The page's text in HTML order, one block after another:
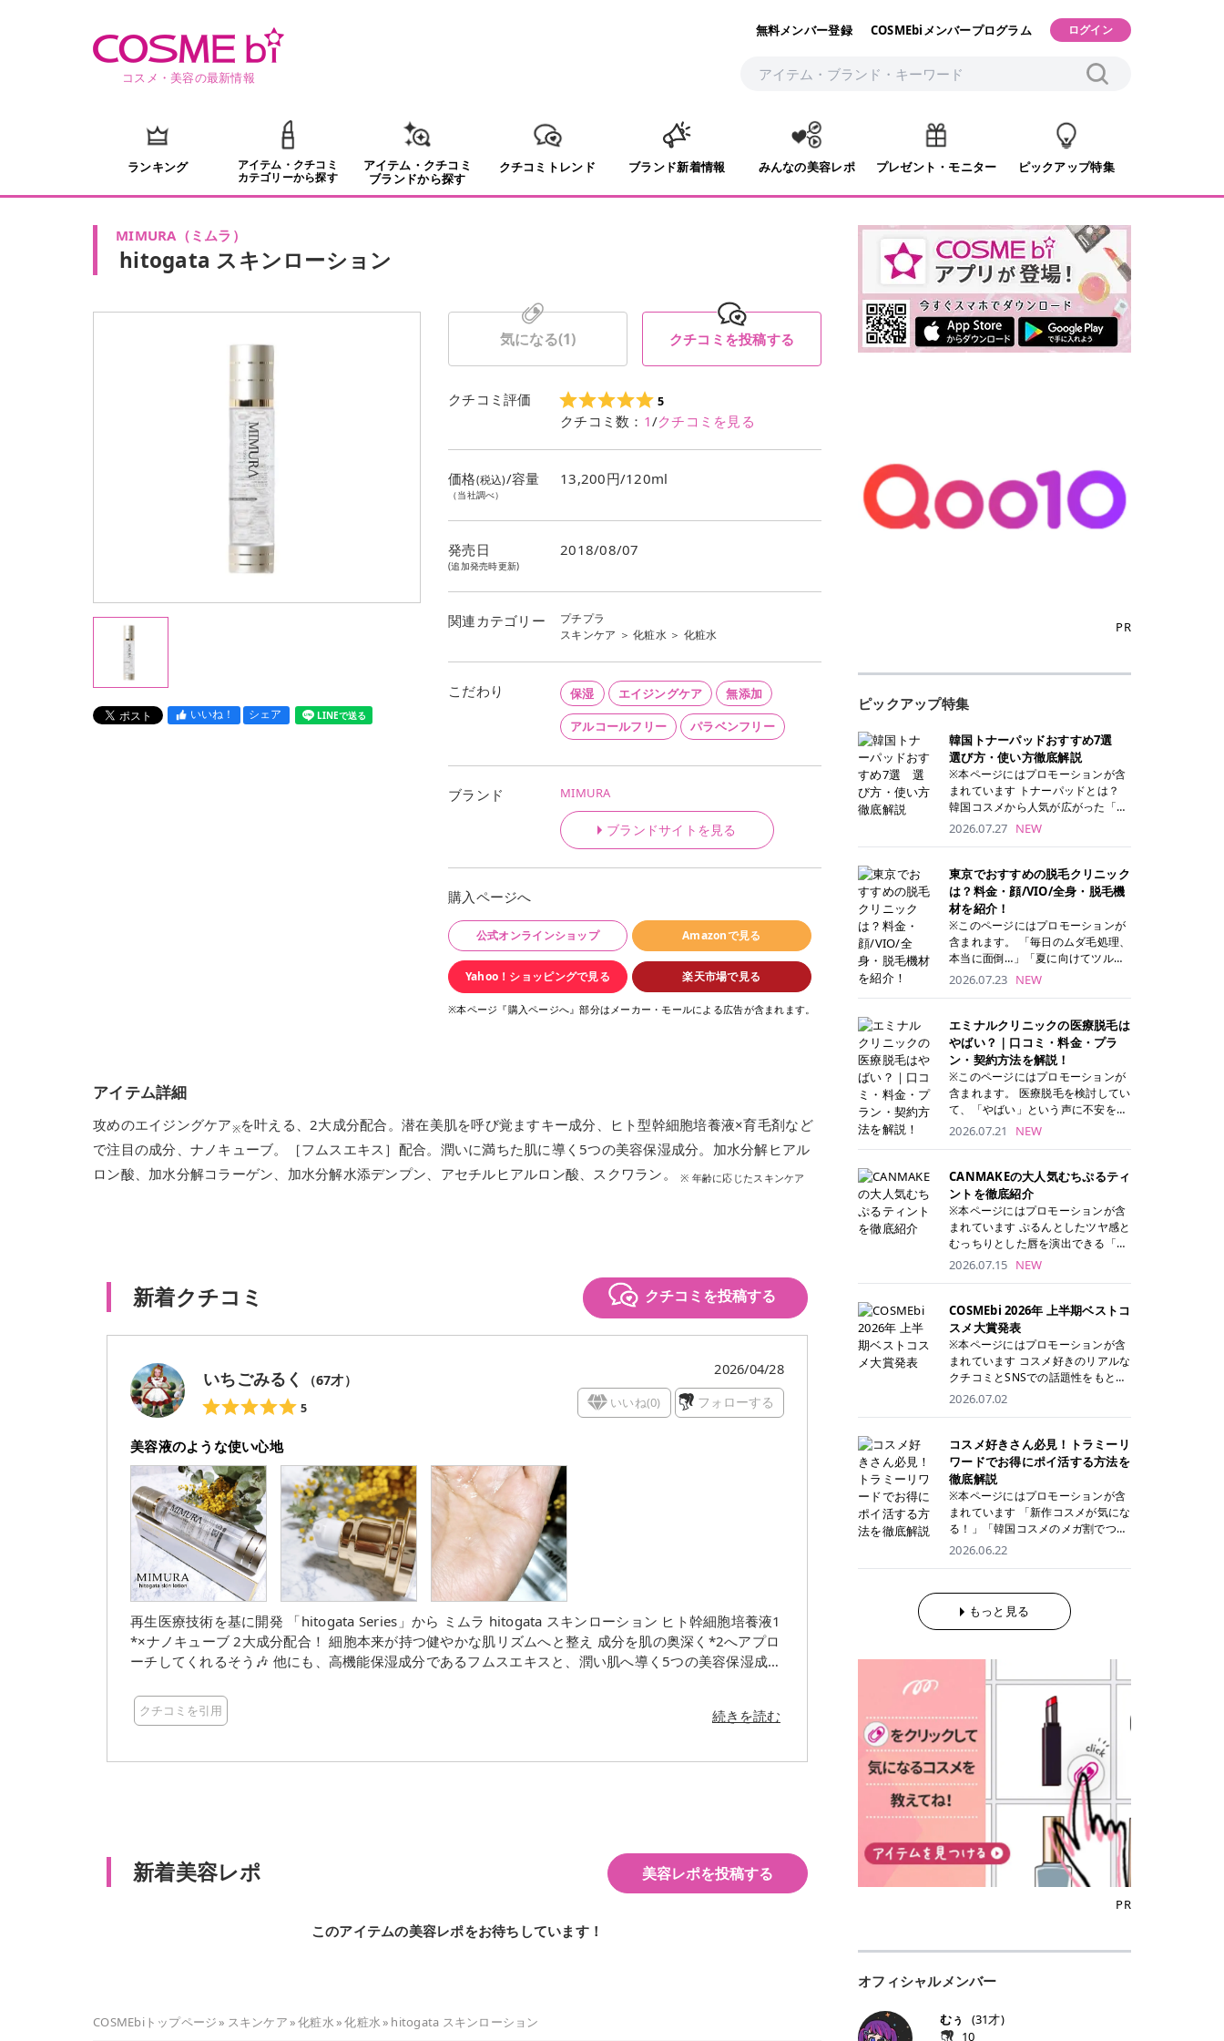
コスメ・美容の最新情報
無料メンバー登録 COSMEbiメンバープログラム ログイン
ランキング
アイテム・クチコミ
カテゴリーから探す
アイテム・クチコミ
ブランドから探す
クチコミトレンド ブランド新着情報 みんなの美容レポ プレゼント・モニター ピックアップ特集
MIMURA（ ミムラ ）
hitogata スキンローション
いいね！ シェア LINEで送る
気になる(1) クチコミを投稿する
クチコミ評価 5
クチコミ数： 1/クチコミを見る
価格(税込)/容量
（当社調べ）
13,200円/120ml
発売日
(追加発売時更新)
2018/08/07
関連カテゴリー
プチプラ
スキンケア ＞化粧水＞ 化粧水
こだわり 保湿 エイジングケア 無添加
アルコールフリー パラベンフリー
ブランド MIMURA
ブランドサイトを見る
購入ページへ
公式オンラインショップ Amazonで見る
Yahoo！ショッピングで見る 楽天市場で見る
※本ページ『購入ページへ』部分はメーカー・モールによる広告が含まれます。
アイテム詳細
攻めのエイジングケア※を叶える、2大成分配合。潜在美肌を呼び覚ますキー成分、ヒト型幹細胞培養液×育毛剤など
で注目の成分、ナノキューブ。［フムスエキス］配合。潤いに満ちた肌に導く5つの美容保湿成分。加水分解ヒアル
ロン酸、加水分解コラーゲン、加水分解水添デンプン、アセチルヒアルロン酸、スクワラン。※ 年齢に応じたスキンケア
新着クチコミ クチコミを投稿する
いちごみるく （67才）
5
2026/04/28
いいね(0) フォローする
美容液のような使い心地
再生医療技術を基に開発 ⁡「hitogata Series」から ミムラ hitogata スキンローション ヒト幹細胞培養液1
*×ナノキューブ 2大成分配合！ 細胞本来が持つ健やかな肌リズムへと整え 成分を肌の奥深く*2へアプロ
ーチしてくれるそう🎶 他にも、高機能保湿成分であるフムスエキスと、潤い肌へ導く5つの美容保湿成分
液のよう ベタつかず、スッと馴染んでくれ しっとりしたつけ心地です。 *1 ヒト脂肪間質細胞順化培養
液（整肌成分） *2 角質層まで
クチコミを引用 続きを読む
新着美容レポ 美容レポを投稿する
このアイテムの美容レポをお待ちしています！
COSMEbiトップページ» スキンケア»化粧水»化粧水» hitogata スキンローション
PR
ピックアップ特集
韓国トナーパッドおすすめ7選
選び方・使い方徹底解説
※本ページにはプロモーションが含
まれています トナーパッドとは？
韓国コスメから人気が広がった「ト
ナーパッド」は、化粧水や美容液を
トナーパッドは洗顔後に肌をやさし
く拭き取ることで、古い角質や余分
な皮脂汚れをオフしながら、うるお
いを与えられるのが特徴✨ さらに、
気になる部分には数分のせて部分用
パックとしても使用できるため、1
両方を叶えられます。 韓国コスメブ
ランドを中心に人気を集めていまし
たが、現在では日本でも定番のスキ
ンケアアイテムとして幅広い世代に
愛用されています。 トナーパッドの
特徴 トナーパッドと拭き取り化粧水
の違い 「トナーパッド」と「拭き取
り化粧水」はどちらも洗顔後に使用
するスキンケアアイテムですが、使
い方や特徴に違いがあります。 トナ
ーパッドは、化粧水があらかじめパ
ッドに含まれているため、コットン
を用意する手間がなく、忙しい朝で
もサッと使えるのが魅力です。 ま
た、保湿成分を豊富に配合した商品
が多く、拭き取り後にそのまま部分
用パックとして使えるトナーパッド
も増えています。 一方、拭き取り化
粧水は液体タイプのため、コットン
整しやすく、お気に入りの化粧水を
使いたい方やコストを抑えて続けた
い方にもおすすめです。 トナーパッ
ドのメリット トナーパッドは、角質
ケア・保湿ケア・部分用パックまで
1枚で行える便利なスキンケアアイ
テムです。 ここでは、トナーパッド
す。 古い角質や皮脂汚れをやさしく
オフ トナーパッドを使用すること
で、洗顔だけでは落としきれない古
い角質や余分な皮脂汚れをやさしく
拭き取り、なめらかな肌へ整えま
す。 保湿ケアまで1枚でできる 保湿
成分を配合したトナーパッドなら、
ケアにもぴったりです。 部分パック
としても使える 多くのトナーパッド
は、乾燥が気になる頬や額、小鼻な
アとしても活用できます。 トナーパ
ッドの選び方 トナーパッドは、配合
成分やパッドの素材によって特徴が
異なります。 自分の肌悩みや理想の
仕上がりに合わせて選ぶことで、毎
日のスキンケアに取り入れやすくな
ります。 肌悩みに合わせて選ぶ パ
ッドの素材で選ぶ トナーパッドの使
い方 洗顔後すぐの清潔な肌に使用し
ます。 STEP1 エンボス面（凹凸
面）で顔全体をやさしく拭き取りま
す。 特に小鼻・あご・額など皮脂や
古い角質が気になる部分は丁寧にな
じませましょう。 STEP2 パッドを
裏返し、フラット面で顔全体をやさ
しく押さえながら化粧水をなじませ
キンケアを行います。 乾燥が気にな
パックとして使用するのもおすすめ
こからは、保湿ケアや肌荒れケア、
毛穴ケアなど目的別におすすめのト
2026.07.27 NEW
東京でおすすめの脱毛クリニック
は？料金・顔/VIO/全身・脱毛機
材を紹介！
※このページにはプロモーションが
含まれます。 「毎日のムダ毛処理、
本当に面倒…」「夏に向けてツルツ
ル肌になりたい！」 そう思って東京
べばいいの？と迷ってしまいますよ
ね。 この記事では、医療脱毛の基本
から、東京で特に通いやすいフレイ
アクリニック・レジーナクリニッ
ク・エミナルクリニック・リゼクリ
ニックの4院について、分かりやす
リニックを見つけて、面倒な自己処
理から卒業しちゃいましょう♪ クリ
ニック 全身＋VIO 全身＋VIO＋顔 特
徴 脱毛器 詳細 フレイアクリニック
52,800円(税込)/5回 94,600円(税
込)/5回 肌への負担に配慮しなが
ら、コストパフォーマンスも重視し
たい方に！ メディオスターモノリス
メディオスターNeXT PRO 公式サイ
ト> レジーナクリニック 52,800円
(税込)/5回 99,000円(税込)/5回 ジェ
ントルシリーズを選べるため、脱毛
機にこだわりたい方におすすめ！ ジ
ェントルマックスプロ ジェントルマ
ックスプロプラス ジェントルレーズ
プロ ソプラノチタニウム 公式サイ
ト> エミナルクリニック 49,500円
(税込)/6回 93,500円(税込)/6回 エミ
定！月々払いも安くて通いやすい ク
リスタルプロ 公式サイト> リゼクリ
ニック 109,800円(税込)/5回 144,80
0円(税込)/5回 毛質に合わせて脱毛
機を選択可能！有効期限も5年と長
くマイペースに通いやすい ラシャ
メディオスターNeXT PRO ジェント
ルYAGプロ 公式サイト> ｜そもそも
うの？ 脱毛を考えたときに、まず悩
むのが「医療脱毛とエステ脱毛、ど
っちがいいの？」ということではな
するまでの期間や必要な施術回数が
大きな違いとして挙げられます！ 医
療脱毛は、医療機関（クリニックや
皮膚科など）だけで扱える高出力の
レーザーを使って、発毛組織にアプ
ローチする施術といわれています。
そのため、少ない回数で永久脱毛
（※）を目指すことができます。
（※永久脱毛とは一生毛が1本も生
えてこないという意味ではなく、ア
メリカの基準に基づき「長期間にわ
たって毛量が明らかに減少している
状態が維持されること」を指しま
のがメリットですが、毛根を破壊す
ます。 なお、医療脱毛は保険がきか
ない自由診療なので、クリニックに
います。だからこそ、しっかり比較
2026.07.23 NEW
エミナルクリニックの医療脱毛は
やばい？｜口コミ・料金・プラ
ン・契約方法を解説！
※このページにはプロモーションが
含まれます。 医療脱毛を検討してい
て、「やばい」という声に不安を抱
える方も多いのではないでしょう
体系をはじめ、学生や友人同士でお
得になる割引キャンペーン、無料カ
ウンセリングから施術までの具体的
なステップを分かりやすく解説しま
す。 これから手軽に全身医療脱毛を
後までチェックして、ご自身にぴっ
ください！ クリニック 全身＋VIO
全身＋VIO＋顔 特徴 脱毛器 詳細 フ
レイアクリニック 52,800円(税込)/5
回 94,600円(税込)/5回 肌への負担
に配慮しながら、コストパフォーマ
ンスも重視したい方に！ メディオス
ターモノリス メディオスターNeXT
PRO 公式サイト> レジーナクリニッ
ク 52,800円(税込)/5回 99,000円(税
込)/5回 ジェントルシリーズを選べ
るため、脱毛機にこだわりたい方に
おすすめ！ ジェントルマックスプロ
ジェントルマックスプロプラス ジェ
ントルレーズプロ ソプラノチタニウ
ム 公式サイト> エミナルクリニック
49,500円(税込)/6回 93,500円(税
込)/6回 エミナルクリニックの始め
通いやすい クリスタルプロ 公式サ
イト> リゼクリニック 109,800円(税
込)/5回 144,800円(税込)/5回 毛質に
すい ラシャ メディオスターNeXT P
RO ジェントルYAGプロ 公式サイト
> ※医療脱毛は自由診療です。治療
には赤み、痒み、火傷、毛嚢炎、一
時的な硬毛化などのリスクが伴いま
す。 目次▼ 1. エミナルクリニック
の魅力とは？選ばれる3つの特徴 ・
最短6か月からの脱毛プランが選べ
る！ ・全国60院以上＆21時まで営
業！ ・痛みに配慮した医療脱毛器の
導入と肌トラブル対応 2. エミナル
クリニックの口コミ・評判 3. エミ
ナルクリニックの全身脱毛料金プラ
・追加費用がかからないシステム ・
リニックのお得な割引・キャンペー
で割引 ・ペア限定プラン｜家族や友
人と一緒にスタートできる ・他社か
2026.07.21 NEW
CANMAKEの大人気むちぷるティ
ントを徹底紹介
※本ページにはプロモーションが含
まれています ぷるんとしたツヤ感と
むっちりとした唇を演出できる「C
ANMAKE（キャンメイク）むちぷる
湿ケアも叶えられることから、SNS
でも話題の人気リップです。 「自分
にはどのカラーが似合う？」「イエ
ベ・ブルベ別のおすすめは？」と気
になっている方も多いのではないで
とともにご紹介！それぞれの色味や
なメイクに合うのかまで詳しく解説
します✨ ※メイクアップ効果による
CANMAKE むちぷるティントとは？
CANMAKE むちぷるティントは、テ
ィント・プランパー・保湿ケアを1
本で叶えるリップです。 するすると
塗れるなめらかなテクスチャーで、
縦ジワをカバーしながら、むっちり
としたツヤのある唇を演出します。
るため、乾燥しにくくデイリー使い
にもぴったり！ アイテム詳細を見る
ような血色感を演出するヌーディー
ピンク。 黄みと青みのバランスが良
く、自然になじむコーラル系カラー
です。 自然な血色感をプラスしてく
れるので、ナチュラルメイクとの相
性抜群。 可愛らしく、多幸感のある
印象に仕上がります。 ワインベリー
｜気品をまとうローズレッド 深みの
ある青みレッド。 大人っぽく華やか
な印象を与えるベリーカラーです。
ひと塗りで顔全体が華やかになり、
リップを主役にしたメイクが完成。
クールで上品な雰囲気を演出できま
ニュートラルな発色で、肌色を選び
落ち着いた印象に仕上がり、オン・
いめメイクにもカジュアルメイクに
もマッチします。 ラズベリーケーキ
2026.07.15 NEW
COSMEbi 2026年 上半期ベストコ
スメ大賞発表
※本ページにはプロモーションが含
まれています コスメ好きのリアルな
クチコミとSNSでの話題性をもとに
選出された、COSMEbi 2026年上半
た名品たちを、カテゴリ別にご紹介
します。 本記事では、2025年11月
～2026年4月までの半年間におい
て、COSMEbi内でのクチコミとSN
Sでの話題性を元に選出されたコス
メやスキンケアなどの化粧品を「総
国コスメ」に分けて1位～3位までを
ランキング形式で発表！ 2026年上
半期 総合大賞 AMUSE（アミュー
ズ）「 ジェルフィットグロス」 👑
「ジェルフィットグロス」の特徴 唇
ーグロスが広がり、ふっくらボリュ
フティングしたような、新しいリッ
プティンググロス💄 実際に使用した
方のクチコミ > 5 > プルプル > 唇に
塗るPDRNグロス > > AMUSE ジェ
ルフィットグロス > > ぷっくりツヤ
ツヤだけどベタっとした感じはなく
て使いやすいですね。プランピング
効果で少しスーッとします。ここは
好き嫌いがあるかもしれませんが慣
チップは片面がツルツル、片面がモ
ケモケになってます。 > > 桜グロス
【日本限定色】：上品なピンクベー
も上品で使いやすい色ですね。すも
いるので華やかそうに見えるけど、
> > スキンケア成分が配合されてい
て保湿もしっかりしてくれます。最
2026.07.02
コスメ好きさん必見！トラミーリ
ワードでお得にポイ活する方法を
徹底解説
※本ページにはプロモーションが含
まれています 「新作コスメが気にな
る！」「韓国コスメのメガ割でつい
買いすぎてしまう……」 そんな美容
を少し工夫するだけでポイントを貯
められるため、コスメやスキンケア
にかかる費用を少しでも抑えたい方
も、＠cosmeも、いつものコスメ購
入を“ちょっとお得”に変えられるの
が、トラミーリワードです✨ 今回
は、トラミーリワードの特徴や活用
方法、美容好きさんにおすすめな理
由を詳しくご紹介します！ トラミー
リワードとは？ 「トラミーリワー
ド」は、東証グロース上場企業であ
る株式会社アイズが運営する、安
心・安全なポイントサイト機能で
す。 トラミーリワードは、トラミー
会員向けのポイントサービスです。
対象ショップやサービスを利用する
ことでポイントを獲得でき、貯まっ
たポイントはAmazonギフト券やド
ットマネーなどに交換できます。 普
イ活初心者でも始めやすいのが魅力
段よく使っているコスメ通販サイト
けでポイントが貯まるのが大きな魅
力です✨ 例えば、、、 ・メガ割の
2026.06.22
もっと見る
PR
オフィシャルメンバー
むぅ (31才)
10